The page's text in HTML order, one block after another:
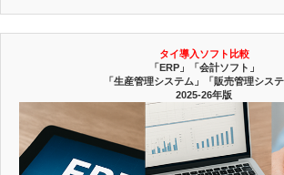
タイ導入ソフト比較
「ERP」「会計ソフト」
「生産管理システム」「販売管理システ
2025-26年版